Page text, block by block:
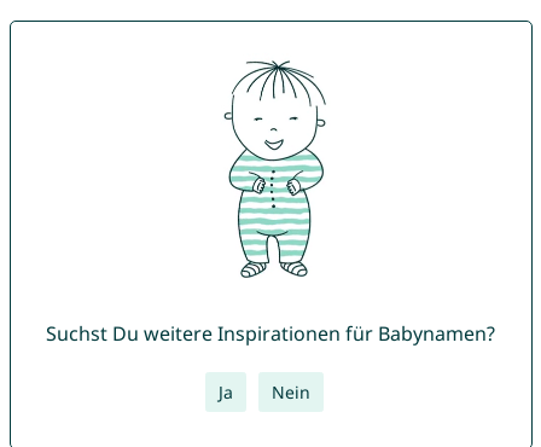
Suchst Du weitere Inspirationen für Babynamen?
Ja Nein